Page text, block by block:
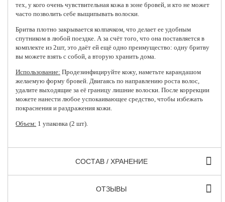
тех, у кого очень чувствительная кожа в зоне бровей, и кто не может
часто позволить себе выщипывать волоски.
Бритва плотно закрывается колпачком, что делает ее удобным
спутником в любой поездке. А за счёт того, что она поставляется в
комплекте из 2шт, это даёт ей ещё одно преимущество: одну бритву
вы можете взять с собой, а вторую хранить дома.
Использование: Продезинфицируйте кожу, наметьте карандашом
желаемую форму бровей. Двигаясь по направлению роста волос,
удалите выходящие за её границу лишние волоски. После коррекции
можете нанести любое успокаивающее средство, чтобы избежать
покраснения и раздражения кожи.
Объем: 1 упаковка (2 шт).
СОСТАВ / ХРАНЕНИЕ
ОТЗЫВЫ